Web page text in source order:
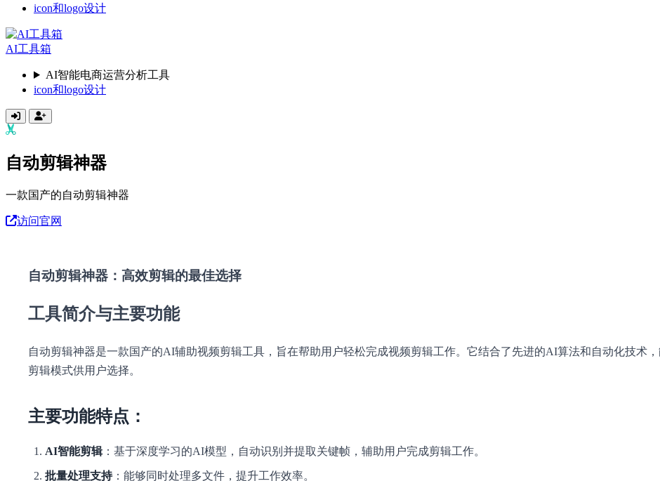
icon和logo设计
AI工具箱
AI智能电商运营分析工具
icon和logo设计
自动剪辑神器
一款国产的自动剪辑神器
访问官网
自动剪辑神器：高效剪辑的最佳选择
工具简介与主要功能
自动剪辑神器是一款国产的AI辅助视频剪辑工具，旨在帮助用户轻松完成视频剪辑工作。它结合了先进的AI算法和自动化技术
剪辑模式供用户选择。
主要功能特点：
AI智能剪辑：基于深度学习的AI模型，自动识别并提取关键帧，辅助用户完成剪辑工作。
批量处理支持：能够同时处理多文件，提升工作效率。